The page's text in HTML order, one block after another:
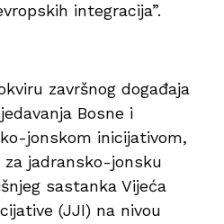
integracija”.
završnog događaja
Bosne i
jonskom inicijativom,
jadransko-jonsku
sastanka Vijeća
(JJI) na nivou